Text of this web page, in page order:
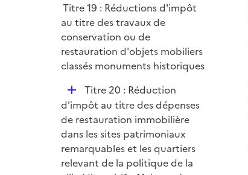
r
Titre 19 : Réductions d'impôt
au titre des travaux de
conservation ou de
restauration d'objets mobiliers
classés monuments historiques
D
é
p
l
i
e
Titre 20 : Réduction
d'impôt au titre des dépenses
de restauration immobilière
dans les sites patrimoniaux
remarquables et les quartiers
relevant de la politique de la